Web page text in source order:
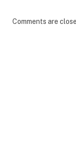
Comments are